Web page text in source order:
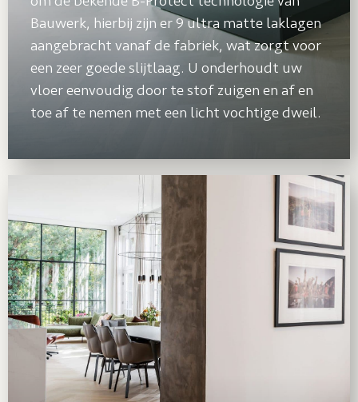
Bauwerk, hierbij zijn er 9 ultra matte laklagen
aangebracht vanaf de fabriek, wat zorgt voor
een zeer goede slijtlaag. U onderhoudt uw
vloer eenvoudig door te stof zuigen en af en
toe af te nemen met een licht vochtige dweil.